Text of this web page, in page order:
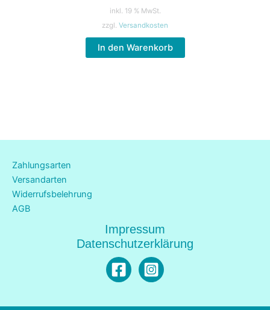
inkl. 19 % MwSt.
zzgl. Versandkosten
In den Warenkorb
Zahlungsarten
Versandarten
Widerrufsbelehrung
AGB
Impressum
Datenschutzerklärung